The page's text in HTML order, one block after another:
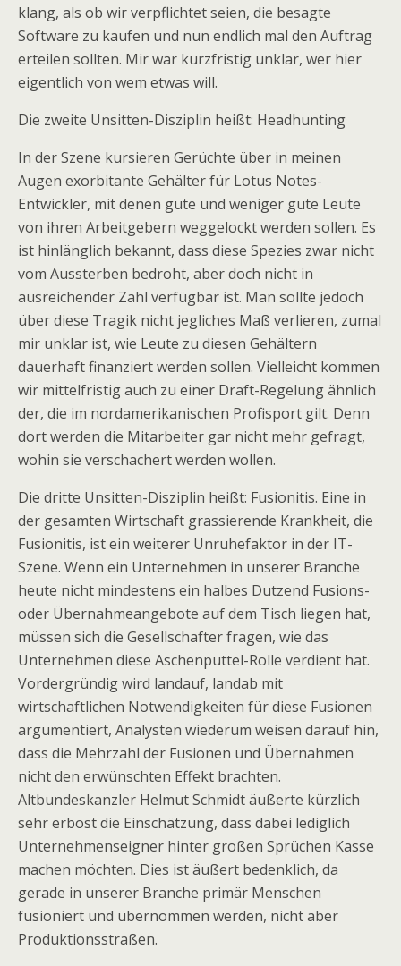
klang, als ob wir verpflichtet seien, die besagte
Software zu kaufen und nun endlich mal den Auftrag
erteilen sollten. Mir war kurzfristig unklar, wer hier
eigentlich von wem etwas will.
Die zweite Unsitten-Disziplin heißt: Headhunting
In der Szene kursieren Gerüchte über in meinen
Augen exorbitante Gehälter für Lotus Notes-
Entwickler, mit denen gute und weniger gute Leute
von ihren Arbeitgebern weggelockt werden sollen. Es
ist hinlänglich bekannt, dass diese Spezies zwar nicht
vom Aussterben bedroht, aber doch nicht in
ausreichender Zahl verfügbar ist. Man sollte jedoch
über diese Tragik nicht jegliches Maß verlieren, zumal
mir unklar ist, wie Leute zu diesen Gehältern
dauerhaft finanziert werden sollen. Vielleicht kommen
wir mittelfristig auch zu einer Draft-Regelung ähnlich
der, die im nordamerikanischen Profisport gilt. Denn
dort werden die Mitarbeiter gar nicht mehr gefragt,
wohin sie verschachert werden wollen.
Die dritte Unsitten-Disziplin heißt: Fusionitis. Eine in
der gesamten Wirtschaft grassierende Krankheit, die
Fusionitis, ist ein weiterer Unruhefaktor in der IT-
Szene. Wenn ein Unternehmen in unserer Branche
heute nicht mindestens ein halbes Dutzend Fusions-
oder Übernahmeangebote auf dem Tisch liegen hat,
müssen sich die Gesellschafter fragen, wie das
Unternehmen diese Aschenputtel-Rolle verdient hat.
Vordergründig wird landauf, landab mit
wirtschaftlichen Notwendigkeiten für diese Fusionen
argumentiert, Analysten wiederum weisen darauf hin,
dass die Mehrzahl der Fusionen und Übernahmen
nicht den erwünschten Effekt brachten.
Altbundeskanzler Helmut Schmidt äußerte kürzlich
sehr erbost die Einschätzung, dass dabei lediglich
Unternehmens­eigner hinter großen Sprüchen Kasse
machen möchten. Dies ist äußert bedenklich, da
gerade in unserer Branche primär Menschen
fusioniert und übernommen werden, nicht aber
Produktionsstraßen.